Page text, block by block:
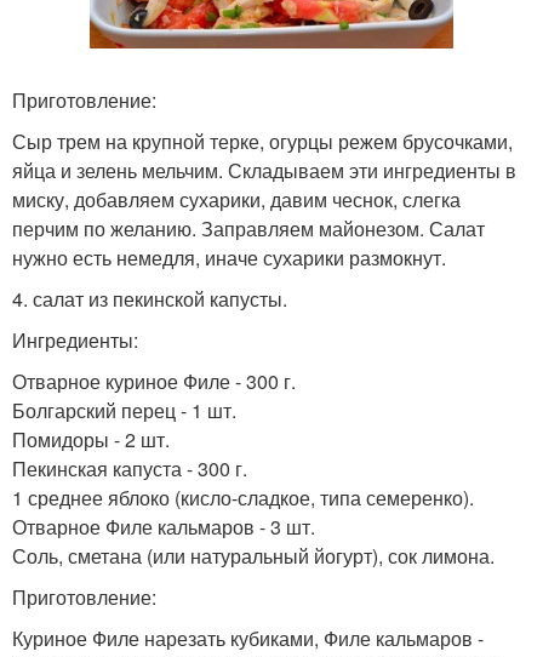
Приготовление:
Сыр трем на крупной терке, огурцы режем брусочками,
яйца и зелень мельчим. Складываем эти ингредиенты в
миску, добавляем сухарики, давим чеснок, слегка
перчим по желанию. Заправляем майонезом. Салат
нужно есть немедля, иначе сухарики размокнут.
4. салат из пекинской капусты.
Ингредиенты:
Отварное куриное Филе - 300 г.
Болгарский перец - 1 шт.
Помидоры - 2 шт.
Пекинская капуста - 300 г.
1 среднее яблоко (кисло-сладкое, типа семеренко).
Отварное Филе кальмаров - 3 шт.
Соль, сметана (или натуральный йогурт), сок лимона.
Приготовление:
Куриное Филе нарезать кубиками, Филе кальмаров -